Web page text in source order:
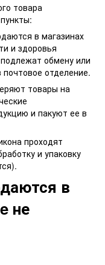
товара
в магазинах
и здоровья
обмену или
отделение.
товары на
и пакуют ее в
проходят
и упаковку
в
не